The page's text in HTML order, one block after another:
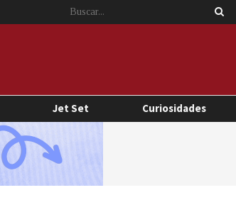
Jet Set Curiosidades